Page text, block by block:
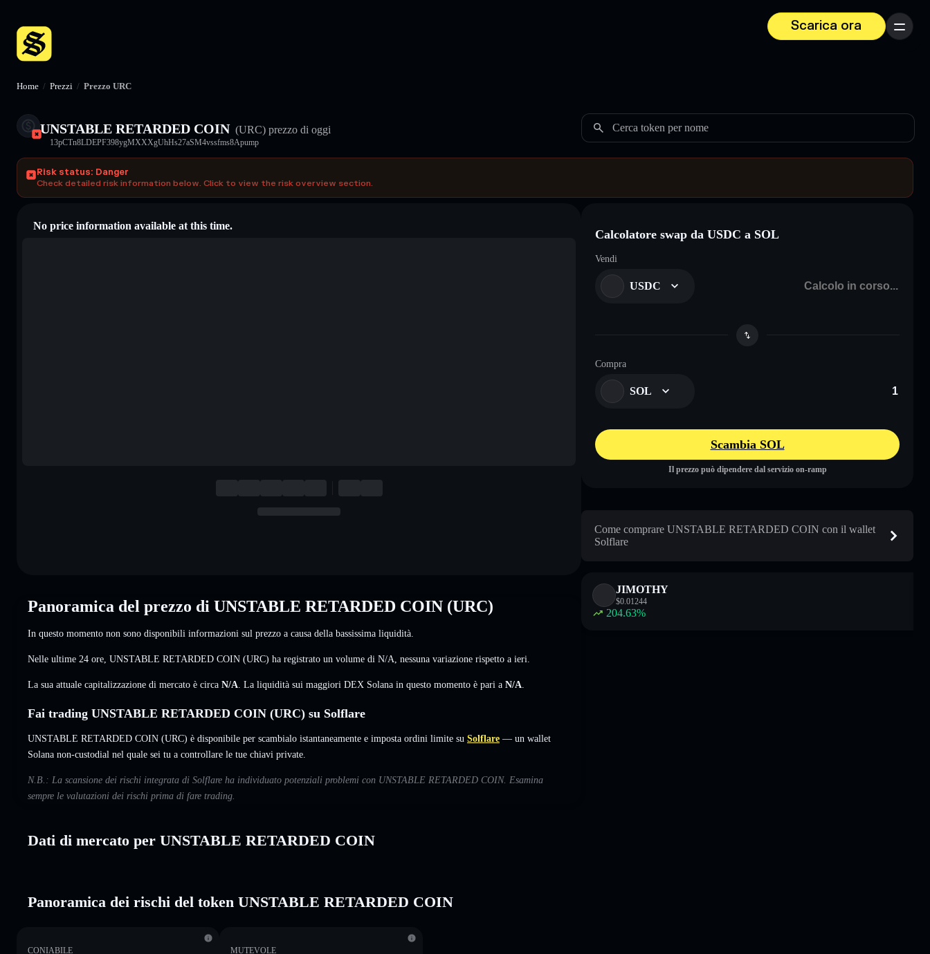
Scarica ora
Menu
Home / Prezzi / Prezzo URC
UNSTABLE RETARDED COIN (URC) prezzo di oggi
13pCTn8LDEPF398ygMXXXgUhHs27aSM4vssfms8Apump
Cerca token per nome
Risk status: Danger
Check detailed risk information below. Click to view the risk overview section.
No price information available at this time.
Panoramica del prezzo di UNSTABLE RETARDED COIN (URC)
In questo momento non sono disponibili informazioni sul prezzo a causa della bassissima liquidità.
Nelle ultime 24 ore, UNSTABLE RETARDED COIN (URC) ha registrato un volume di N/A nessuna variazione rispetto a ieri.
La sua attuale capitalizzazione di mercato è circa N/A . La liquidità sui maggiori DEX Solana in questo momento è pari a N/A
Fai trading UNSTABLE RETARDED COIN (URC) su Solflare
UNSTABLE RETARDED COIN (URC) è disponibile per scambialo istantaneamente e imposta ordini limite su Solflare — un wallet
Solana non-custodial nel quale sei tu a controllare le tue chiavi private.
N.B.: La scansione dei rischi integrata di Solflare ha individuato potenziali problemi con UNSTABLE RETARDED COIN. Esamina
sempre le valutazioni dei rischi prima di fare trading.
Dati di mercato per UNSTABLE RETARDED COIN
Panoramica dei rischi del token UNSTABLE RETARDED COIN
CONIABILE MUTEVOLE
Calcolatore swap da USDC a SOL
Vendi
USDC
Compra
SOL
Scambia SOL
Il prezzo può dipendere dal servizio on-ramp
Come comprare UNSTABLE RETARDED COIN con il wallet
Solflare
JIMOTHY
$0.01244
204.63%